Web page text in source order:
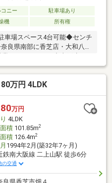
ニー
駐車場あり
機 所有権
車場スペース4台可能◆センチ
良県南部に香芝店・大和八木
談やお見積り、プランニング
わせた住まいづくりをサポー
ットワークと情報力を活か
で安心して進めていただける
づくりに関することなら何で
万円 4LDK
万円
4LDK
積101.85m2
積126.4m2
1994年2月(築32年7ヶ月)
鉄南大阪線 二上山駅 徒歩6分
の交通